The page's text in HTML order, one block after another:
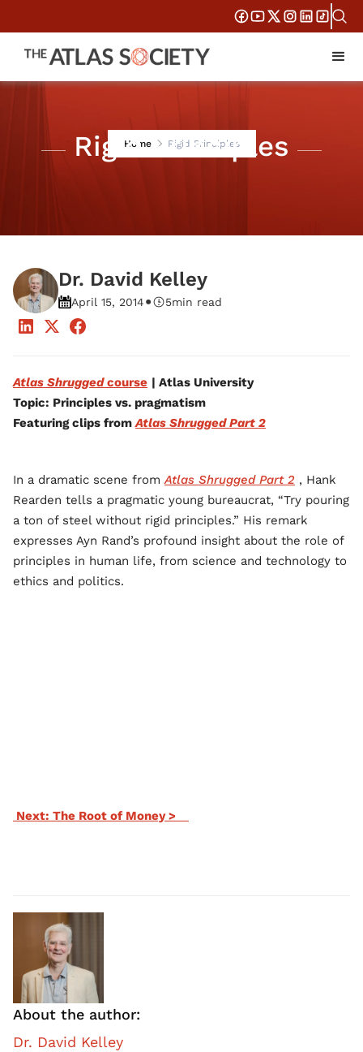
Home Rigid Principles
Rigid Principles
Dr. David Kelley
April 15, 2014• 5min read
Atlas Shruggedcourse | Atlas University
Topic: Principles vs. pragmatism
Featuring clips fromAtlas Shrugged Part 2
In a dramatic scene fromAtlas Shrugged Part 2 , Hank
Rearden tells a pragmatic young bureaucrat, “Try pouring
a ton of steel without rigid principles.” His remark
expresses Ayn Rand’s profound insight about the role of
principles in human life, from science and technology to
ethics and politics.
Next: The Root of Money >
About the author:
Dr. David Kelley